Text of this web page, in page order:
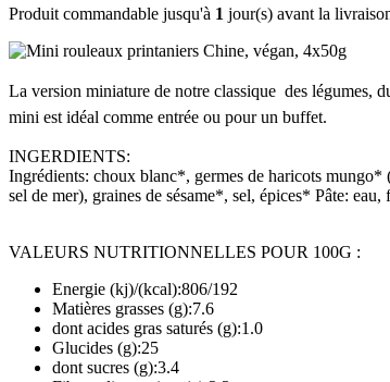
Produit commandable jusqu'à 1 jour(s) avant la
La version miniature de notre classique  des légumes,
mini est idéal comme entrée ou pour un buffet.
INGERDIENTS:
Ingrédients: choux blanc*, germes de haricots
sel de mer), graines de sésame*, sel, épices* Pâte:
VALEURS NUTRITIONNELLES POUR 100G :
Energie (kj)/(kcal):806/192
Matières grasses (g):7.6
dont acides gras saturés (g):1.0
Glucides (g):25
dont sucres (g):3.4